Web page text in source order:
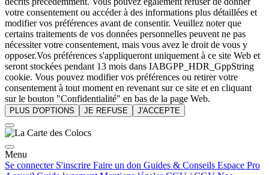
votre consentement ou accéder à des informations plus détaillées et
modifier vos préférences avant de consentir. Veuillez noter que
certains traitements de vos données personnelles peuvent ne pas
nécessiter votre consentement, mais vous avez le droit de vous y
opposer.Vos préférences s'appliqueront uniquement à ce site Web et
seront stockées pendant 13 mois dans IABGPP_HDR_GppString
cookie. Vous pouvez modifier vos préférences ou retirer votre
consentement à tout moment en revenant sur ce site et en cliquant
sur le bouton "Confidentialité" en bas de la page Web.
PLUS D'OPTIONS JE REFUSE J'ACCEPTE
Menu
Se connecter S'inscrire Faire un don Guides & Conseils Espace Pro